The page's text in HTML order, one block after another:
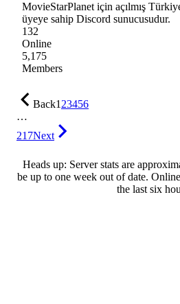
MovieStarPlanet için açılmış
üyeye sahip Discord sunucusudur.
132
Online
5,175
Members
Back123456
…
217Next
Heads up: Server stats are
be up to one week out of date.
the last six